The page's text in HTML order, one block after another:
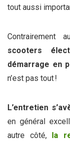
tout aussi
Contrairement
scooters
démarrage en
n’est pas tout !
L’entretien
en général
autre côté,
la